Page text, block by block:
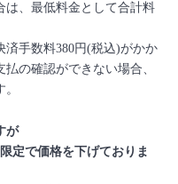
は、最低料金として合計料
手数料380円(税込)がかか
の確認ができない場合、
が
定で価格を下げておりま